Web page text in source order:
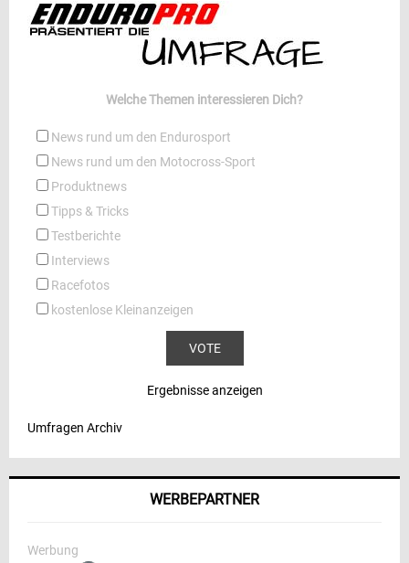
Welche Themen interessieren Dich?
News rund um den Endurosport
News rund um den Motocross-Sport
Produktnews
Tipps & Tricks
Testberichte
Interviews
Racefotos
kostenlose Kleinanzeigen
Ergebnisse anzeigen
Umfragen Archiv
WERBEPARTNER
Werbung